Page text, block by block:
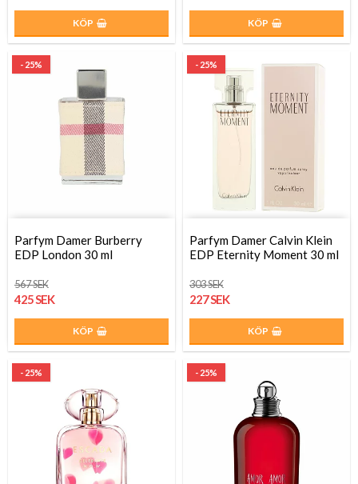
KÖP KÖP
- 25%
Parfym Damer Burberry
EDP London 30 ml
567 SEK
425 SEK
KÖP
- 25%
Parfym Damer Calvin Klein
EDP Eternity Moment 30 ml
303 SEK
227 SEK
KÖP
- 25% - 25%